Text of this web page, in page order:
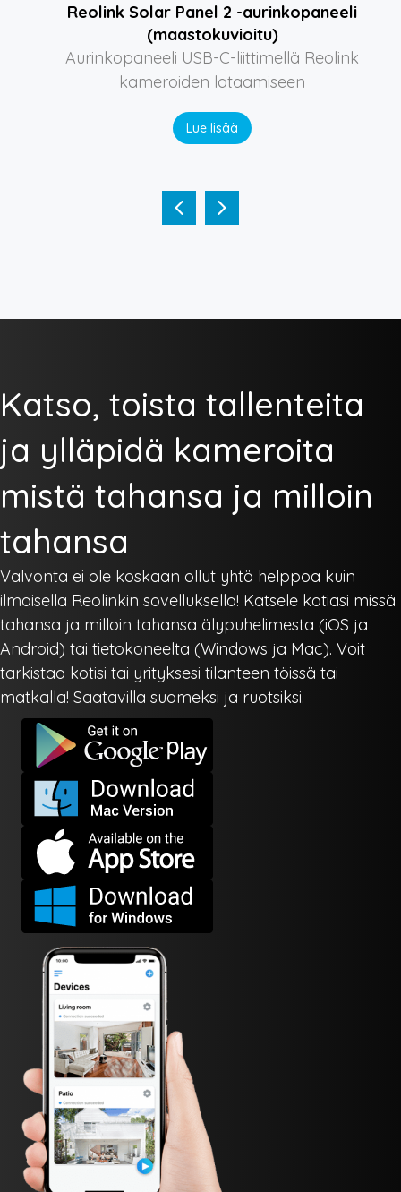
Reolink Solar Panel 2 -aurinkopaneeli
(maastokuvioitu)
Aurinkopaneeli USB-C-liittimellä Reolink
kameroiden lataamiseen
Lue lisää
Katso, toista tallenteita
ja ylläpidä kameroita
mistä tahansa ja milloin
tahansa
Valvonta ei ole koskaan ollut yhtä helppoa kuin
ilmaisella Reolinkin sovelluksella! Katsele kotiasi missä
tahansa ja milloin tahansa älypuhelimesta (iOS ja
Android) tai tietokoneelta (Windows ja Mac). Voit
tarkistaa kotisi tai yrityksesi tilanteen töissä tai
matkalla! Saatavilla suomeksi ja ruotsiksi.